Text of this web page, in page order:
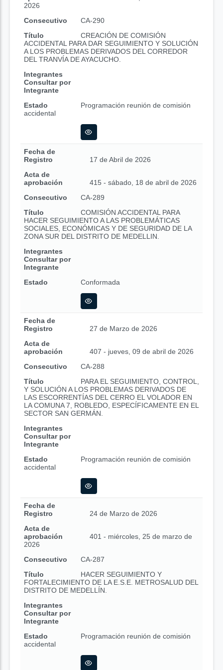
2026
Consecutivo
CA-290
Título
CREACIÓN DE COMISIÓN
ACCIDENTAL PARA DAR SEGUIMIENTO Y SOLUCIÓN
A LOS PROBLEMAS DERIVADOS DEL CORREDOR
DEL TRANVÍA DE AYACUCHO.
Integrantes
Consultar por
Integrante
Estado
Programación reunión de comisión
accidental
Fecha de
Registro
17 de Abril de 2026
Acta de
aprobación
415 - sábado, 18 de abril de 2026
Consecutivo
CA-289
Título
COMISIÓN ACCIDENTAL PARA
HACER SEGUIMIENTO A LAS PROBLEMÁTICAS
SOCIALES, ECONÓMICAS Y DE SEGURIDAD DE LA
ZONA SUR DEL DISTRITO DE MEDELLIN.
Integrantes
Consultar por
Integrante
Estado
Conformada
Fecha de
Registro
27 de Marzo de 2026
Acta de
aprobación
407 - jueves, 09 de abril de 2026
Consecutivo
CA-288
Título
PARA EL SEGUIMIENTO, CONTROL,
Y SOLUCIÓN A LOS PROBLEMAS DERIVADOS DE
LAS ESCORRENTÍAS DEL CERRO EL VOLADOR EN
LA COMUNA 7, ROBLEDO, ESPECÍFICAMENTE EN EL
SECTOR SAN GERMÁN.
Integrantes
Consultar por
Integrante
Estado
Programación reunión de comisión
accidental
Fecha de
Registro
24 de Marzo de 2026
Acta de
aprobación
401 - miércoles, 25 de marzo de
2026
Consecutivo
CA-287
Título
HACER SEGUIMIENTO Y
FORTALECIMIENTO DE LA E.S.E. METROSALUD DEL
DISTRITO DE MEDELLÍN.
Integrantes
Consultar por
Integrante
Estado
Programación reunión de comisión
accidental